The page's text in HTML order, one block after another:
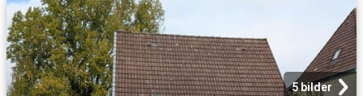
5 bilder